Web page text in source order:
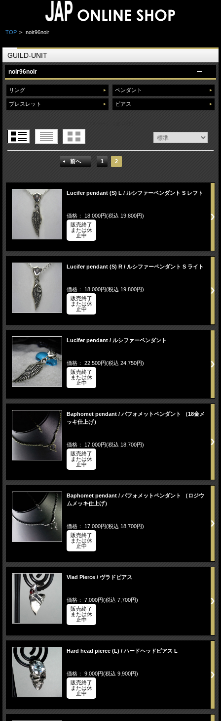
TOP > noir96noir
GUILD-UNIT
noir96noir
リング
ブレスレット
ペンダント
ピアス
前へ 1 2
Lucifer pendant (S) L / ルシファーペンダント S レフト
価格： 18,000円(税込 19,800円)
販売終了
または休
止中
Lucifer pendant (S) R / ルシファーペンダント S ライト
価格： 18,000円(税込 19,800円)
販売終了
または休
止中
Lucifer pendant / ルシファーペンダント
価格： 22,500円(税込 24,750円)
販売終了
または休
止中
Baphomet pendant / バフォメットペンダント （18金メ
ッキ仕上げ）
価格： 17,000円(税込 18,700円)
販売終了
または休
止中
Baphomet pendant / バフォメットペンダント （ロジウ
ムメッキ仕上げ）
価格： 17,000円(税込 18,700円)
販売終了
または休
止中
Vlad Pierce / ヴラドピアス
価格： 7,000円(税込 7,700円)
販売終了
または休
止中
Hard head pierce (L) / ハードヘッドピアス L
価格： 9,000円(税込 9,900円)
販売終了
または休
止中